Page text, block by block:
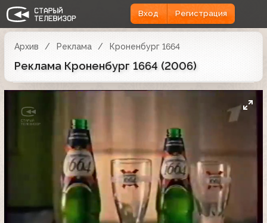
Вход Регистрация
Архив Реклама Кроненбург 1664
Реклама Кроненбург 1664 (2006)